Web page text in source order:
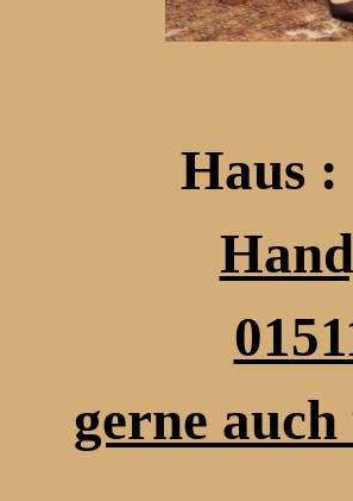
Haus :
gerne